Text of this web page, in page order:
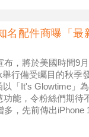
名配件商曝「
，將於美國時間9
行備受矚目的秋季
「It's Glowtime」
能，令粉絲們期待
，先前傳出iPhone